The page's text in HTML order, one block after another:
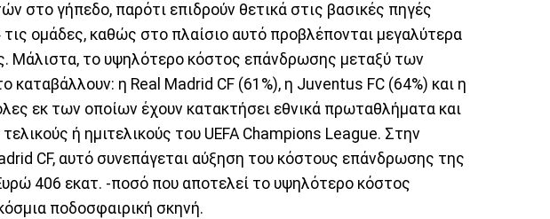
στο γήπεδο, παρότι επιδρούν θετικά στις βασικές πηγές
τις ομάδες, καθώς στο πλαίσιο αυτό προβλέπονται μεγαλύτερα
Μάλιστα, το υψηλότερο κόστος επάνδρωσης μεταξύ των
καταβάλλουν: η Real Madrid CF (61%), η Juventus FC (64%) και η
εκ των οποίων έχουν κατακτήσει εθνικά πρωταθλήματα και
ή ημιτελικούς του UEFA Champions League. Στην
CF, αυτό συνεπάγεται αύξηση του κόστους επάνδρωσης της
406 εκατ. -ποσό που αποτελεί το υψηλότερο κόστος
ποδοσφαιρική σκηνή.